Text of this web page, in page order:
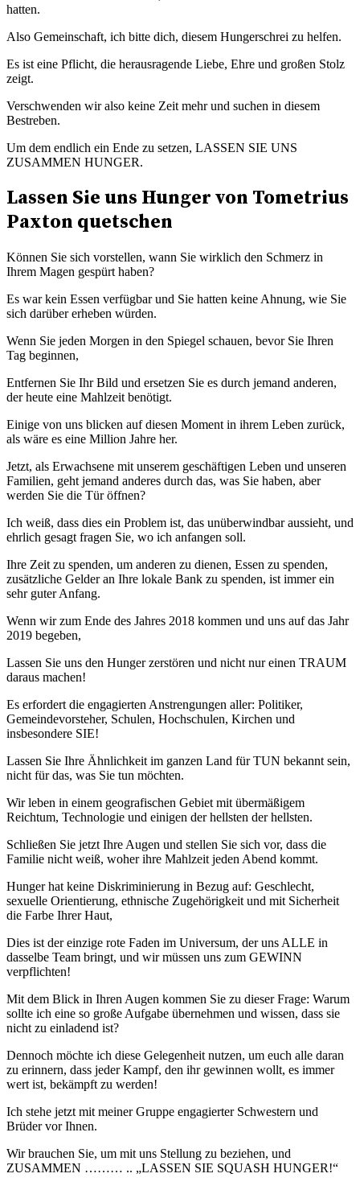
hatten.
Also Gemeinschaft, ich bitte dich, diesem Hungerschrei zu helfen.
Es ist eine Pflicht, die herausragende Liebe, Ehre und großen Stolz
zeigt.
Verschwenden wir also keine Zeit mehr und suchen in diesem
Bestreben.
Um dem endlich ein Ende zu setzen, LASSEN SIE UNS
ZUSAMMEN HUNGER.
Lassen Sie uns Hunger von Tometrius
Paxton quetschen
Können Sie sich vorstellen, wann Sie wirklich den Schmerz in
Ihrem Magen gespürt haben?
Es war kein Essen verfügbar und Sie hatten keine Ahnung, wie Sie
sich darüber erheben würden.
Wenn Sie jeden Morgen in den Spiegel schauen, bevor Sie Ihren
Tag beginnen,
Entfernen Sie Ihr Bild und ersetzen Sie es durch jemand anderen,
der heute eine Mahlzeit benötigt.
Einige von uns blicken auf diesen Moment in ihrem Leben zurück,
als wäre es eine Million Jahre her.
Jetzt, als Erwachsene mit unserem geschäftigen Leben und unseren
Familien, geht jemand anderes durch das, was Sie haben, aber
werden Sie die Tür öffnen?
Ich weiß, dass dies ein Problem ist, das unüberwindbar aussieht, und
ehrlich gesagt fragen Sie, wo ich anfangen soll.
Ihre Zeit zu spenden, um anderen zu dienen, Essen zu spenden,
zusätzliche Gelder an Ihre lokale Bank zu spenden, ist immer ein
sehr guter Anfang.
Wenn wir zum Ende des Jahres 2018 kommen und uns auf das Jahr
2019 begeben,
Lassen Sie uns den Hunger zerstören und nicht nur einen TRAUM
daraus machen!
Es erfordert die engagierten Anstrengungen aller: Politiker,
Gemeindevorsteher, Schulen, Hochschulen, Kirchen und
insbesondere SIE!
Lassen Sie Ihre Ähnlichkeit im ganzen Land für TUN bekannt sein,
nicht für das, was Sie tun möchten.
Wir leben in einem geografischen Gebiet mit übermäßigem
Reichtum, Technologie und einigen der hellsten der hellsten.
Schließen Sie jetzt Ihre Augen und stellen Sie sich vor, dass die
Familie nicht weiß, woher ihre Mahlzeit jeden Abend kommt.
Hunger hat keine Diskriminierung in Bezug auf: Geschlecht,
sexuelle Orientierung, ethnische Zugehörigkeit und mit Sicherheit
die Farbe Ihrer Haut,
Dies ist der einzige rote Faden im Universum, der uns ALLE in
dasselbe Team bringt, und wir müssen uns zum GEWINN
verpflichten!
Mit dem Blick in Ihren Augen kommen Sie zu dieser Frage: Warum
sollte ich eine so große Aufgabe übernehmen und wissen, dass sie
nicht zu einladend ist?
Dennoch möchte ich diese Gelegenheit nutzen, um euch alle daran
zu erinnern, dass jeder Kampf, den ihr gewinnen wollt, es immer
wert ist, bekämpft zu werden!
Ich stehe jetzt mit meiner Gruppe engagierter Schwestern und
Brüder vor Ihnen.
Wir brauchen Sie, um mit uns Stellung zu beziehen, und
ZUSAMMEN ……… .. „LASSEN SIE SQUASH HUNGER!“